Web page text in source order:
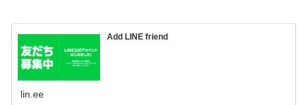
Add LINE friend
lin.ee